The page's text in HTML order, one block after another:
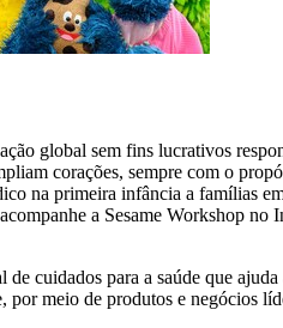
global sem fins lucrativos
corações, sempre com o
na primeira infância a famílias
a Sesame Workshop no
cuidados para a saúde que
por meio de produtos e negócios